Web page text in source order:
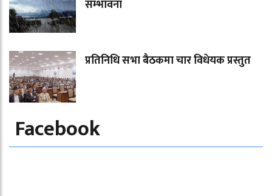
सम्भावना
प्रतिनिधि सभा बैठकमा चार विधेयक प्रस्तुत
Facebook